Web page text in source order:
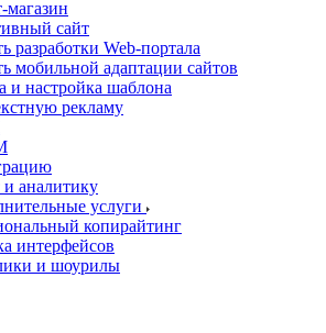
магазин
сайт
разработки Web-портала
мобильной адаптации сайтов
и настройка шаблона
рекламу
и аналитику
услуги
копирайтинг
интерфейсов
и шоурилы